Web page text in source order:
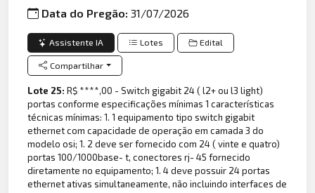
Data do Pregão:31/07/2026
Assistente IA Lotes Edital
Compartilhar
Lote 25:R$ ****,00 - Switch gigabit 24 ( l2+ ou l3 light)
portas conforme especificações mínimas 1 características
técnicas mínimas: 1. 1 equipamento tipo switch gigabit
ethernet com capacidade de operação em camada 3 do
modelo osi; 1. 2 deve ser fornecido com 24 ( vinte e quatro)
portas 100/1000base- t, conectores rj- 45 fornecido
diretamente no equipamento; 1. 4 deve possuir 24 portas
ethernet ativas simultaneamente, não incluindo interfaces de